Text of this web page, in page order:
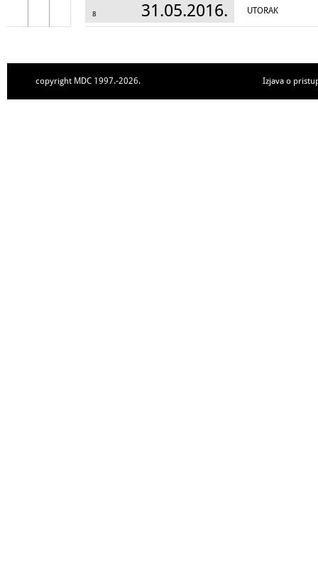
8 31.05.2016. UTORAK
copyright MDC 1997.-2026. Izjava o